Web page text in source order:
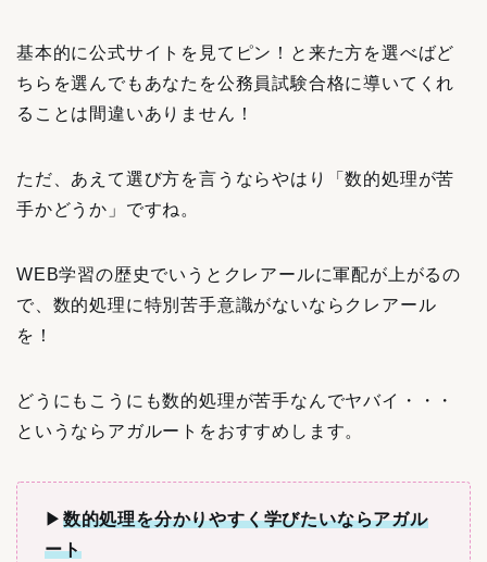
基本的に公式サイトを見てピン！と来た方を選べばど
ちらを選んでもあなたを公務員試験合格に導いてくれ
ることは間違いありません！
ただ、あえて選び方を言うならやはり「数的処理が苦
手かどうか」ですね。
WEB学習の歴史でいうとクレアールに軍配が上がるの
で、数的処理に特別苦手意識がないならクレアール
を！
どうにもこうにも数的処理が苦手なんでヤバイ・・・
というならアガルートをおすすめします。
▶︎ 数的処理を分かりやすく学びたいならアガル
ート